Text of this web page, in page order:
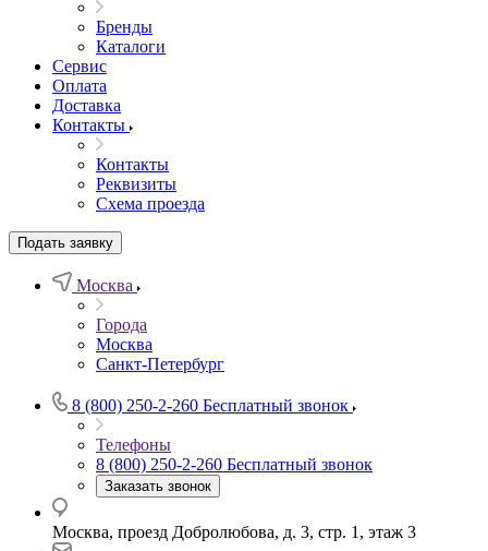
Бренды
Каталоги
Сервис
Оплата
Доставка
Контакты
Контакты
Реквизиты
Схема проезда
Подать заявку
Москва
Города
Москва
Санкт-Петербург
8 (800) 250-2-260 Бесплатный звонок
Телефоны
8 (800) 250-2-260 Бесплатный звонок
Заказать звонок
Москва, проезд Добролюбова, д. 3, стр. 1, этаж 3